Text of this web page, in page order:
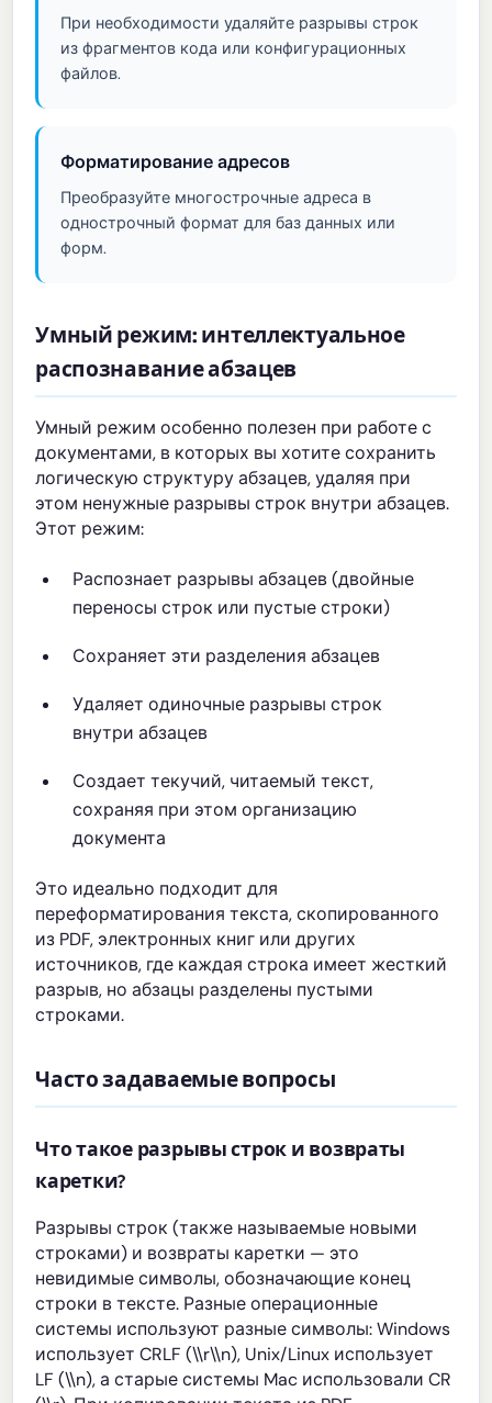
При необходимости удаляйте разрывы строк
из фрагментов кода или конфигурационных
файлов.
Форматирование адресов
Преобразуйте многострочные адреса в
однострочный формат для баз данных или
форм.
Умный режим: интеллектуальное
распознавание абзацев
Умный режим особенно полезен при работе с
документами, в которых вы хотите сохранить
логическую структуру абзацев, удаляя при
этом ненужные разрывы строк внутри абзацев.
Этот режим:
Распознает разрывы абзацев (двойные
переносы строк или пустые строки)
Сохраняет эти разделения абзацев
Удаляет одиночные разрывы строк
внутри абзацев
Создает текучий, читаемый текст,
сохраняя при этом организацию
документа
Это идеально подходит для
переформатирования текста, скопированного
из PDF, электронных книг или других
источников, где каждая строка имеет жесткий
разрыв, но абзацы разделены пустыми
строками.
Часто задаваемые вопросы
Что такое разрывы строк и возвраты
каретки?
Разрывы строк (также называемые новыми
строками) и возвраты каретки — это
невидимые символы, обозначающие конец
строки в тексте. Разные операционные
системы используют разные символы: Windows
использует CRLF (\\r\\n), Unix/Linux использует
LF (\\n), а старые системы Mac использовали CR